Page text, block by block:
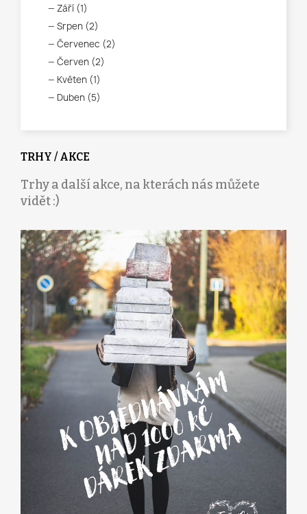
Září (1)
Srpen (2)
Červenec (2)
Červen (2)
Květen (1)
Duben (5)
TRHY / AKCE
Trhy a další akce, na kterách nás můžete
vidět :)